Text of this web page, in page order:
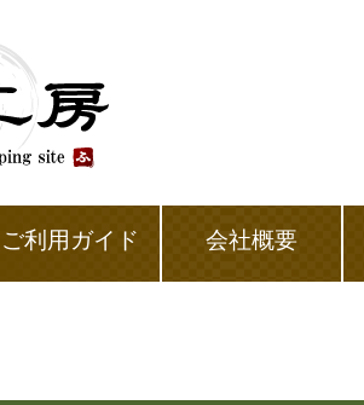
ご利用ガイド 会社概要